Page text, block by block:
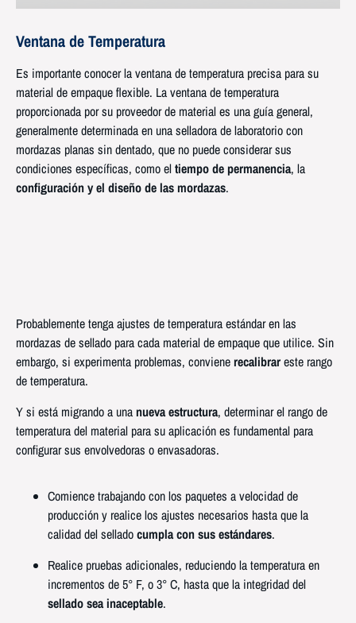
Ventana de Temperatura
Es importante conocer la ventana de temperatura precisa para su
material de empaque flexible. La ventana de temperatura
proporcionada por su proveedor de material es una guía general,
generalmente determinada en una selladora de laboratorio con
mordazas planas sin dentado, que no puede considerar sus
condiciones específicas, como eltiempo de permanencia, la
configuración y el diseño de las mordazas.
Probablemente tenga ajustes de temperatura estándar en las
mordazas de sellado para cada material de empaque que utilice. Sin
embargo, si experimenta problemas, convienerecalibrareste rango
de temperatura.
Y si está migrando a unanueva estructura, determinar el rango de
temperatura del material para su aplicación es fundamental para
configurar sus envolvedoras o envasadoras.
Comience trabajando con los paquetes a velocidad de
producción y realice los ajustes necesarios hasta que la
calidad del selladocumpla con sus estándares.
Realice pruebas adicionales, reduciendo la temperatura en
incrementos de 5° F, o 3° C, hasta que la integridad del
sellado sea inaceptable.